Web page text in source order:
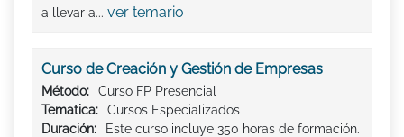
a llevar a... ver temario
Curso de Creación y Gestión de Empresas
Método:
Curso FP Presencial
Tematica:
Cursos Especializados
Duración:
Este curso incluye 350 horas de formación.